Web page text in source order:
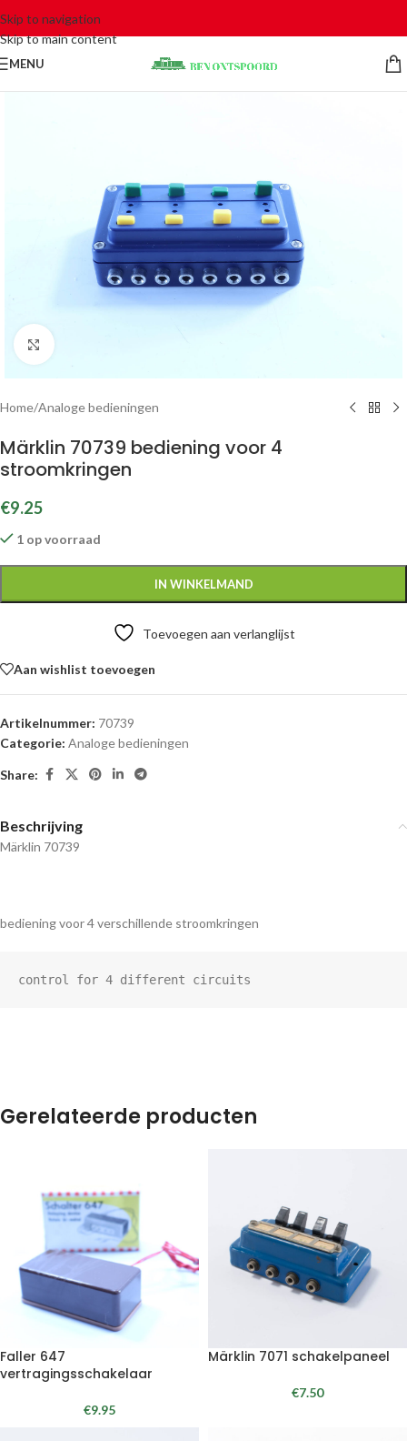
Skip to navigation
Skip to main content
MENU
Click to enlarge
Home/Analoge bedieningen
Märklin 70739 bediening voor 4
stroomkringen
€9.25
1 op voorraad
IN WINKELMAND
Toevoegen aan verlanglijst
Aan wishlist toevoegen
Artikelnummer: 70739
Categorie: Analoge bedieningen
Share:
Beschrijving
Märklin 70739
bediening voor 4 verschillende stroomkringen
control for 4 different circuits
Gerelateerde producten
Faller 647
vertragingsschakelaar
€9.95
Märklin 7071 schakelpaneel
€7.50